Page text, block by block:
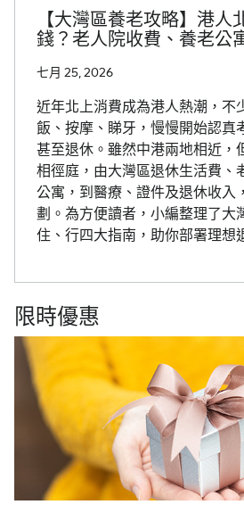
【大灣區養老攻略】港人
錢？老人院收費、養老公
七月 25, 2026
近年北上消費成為港人熱潮，不
飯、按摩、睇牙，慢慢開始認真
甚至退休。雖然中港兩地相近，
相徑庭，由大灣區退休生活費、
公寓，到醫療、證件及退休收入
劃。為方便讀者，小編整理了大
住、行四大指南，助你部署理想
限時優惠